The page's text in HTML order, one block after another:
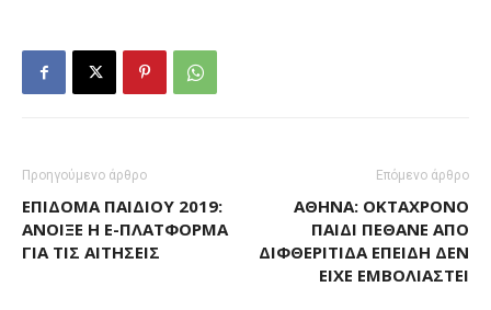
Προηγούμενο άρθρο
ΕΠΊΔΟΜΑ ΠΑΙΔΙΟΎ 2019:
ΆΝΟΙΞΕ Η E-ΠΛΑΤΦΌΡΜΑ
ΓΙΑ ΤΙΣ ΑΙΤΉΣΕΙΣ
Επόμενο άρθρο
ΑΘΉΝΑ: ΟΚΤΆΧΡΟΝO
ΠΑΙΔΊ ΠΈΘΑΝΕ ΑΠΌ
ΔΙΦΘΕΡΊΤΙΔΑ ΕΠΕΙΔΉ ΔΕΝ
ΕΊΧΕ ΕΜΒΟΛΙΑΣΤΕΊ